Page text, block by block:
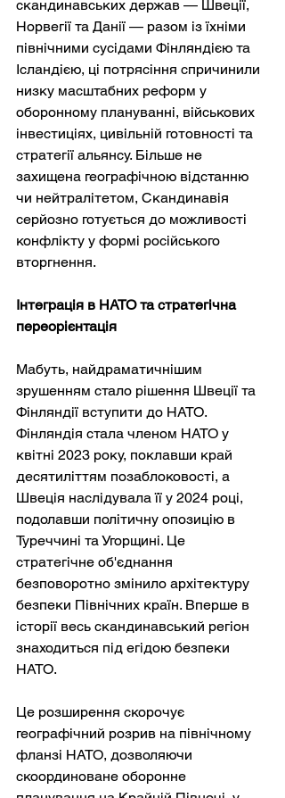
скандинавських держав — Швеції,
Норвегії та Данії — разом із їхніми
північними сусідами Фінляндією та
Ісландією, ці потрясіння спричинили
низку масштабних реформ у
оборонному плануванні, військових
інвестиціях, цивільній готовності та
стратегії альянсу. Більше не
захищена географічною відстанню
чи нейтралітетом, Скандинавія
серйозно готується до можливості
конфлікту у формі російського
вторгнення.
Інтеграція в НАТО та стратегічна
переорієнтація
Мабуть, найдраматичнішим
зрушенням стало рішення Швеції та
Фінляндії вступити до НАТО.
Фінляндія стала членом НАТО у
квітні 2023 року, поклавши край
десятиліттям позаблоковості, а
Швеція наслідувала її у 2024 році,
подолавши політичну опозицію в
Туреччині та Угорщині. Це
стратегічне об'єднання
безповоротно змінило архітектуру
безпеки Північних країн. Вперше в
історії весь скандинавський регіон
знаходиться під егідою безпеки
НАТО.
Це розширення скорочує
географічний розрив на північному
фланзі НАТО, дозволяючи
скоординоване оборонне